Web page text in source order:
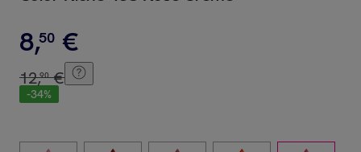
8,50 €
12,90 €
-34%